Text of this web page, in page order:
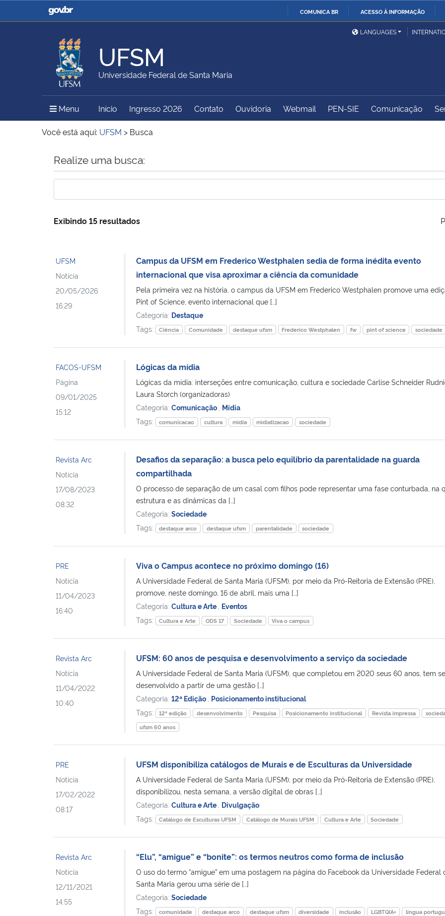
COMUNICA BR ACESSO À INFORMAÇÃO
Casa Civil
Ministério da Justiça e
Ministério da Defesa
Ministério das Relações
Exteriores
Ministério da Agricultura,
Pecuária e Abastecimento
Ministério da Educação
Ministério do Meio Ambiente Ministério do Turismo
Ministério do
Controladoria-Geral da
LANGUAGES
UFSM
Universidade Federal de Santa Maria
Menu Menu Principal do Sítio
Início Ingresso 2026 Contato Ouvidoria Webmail PEN-SIE Comunicação
Você está aqui: UFSM > Busca
Início do conteúdo
Realize uma busca:
Exibindo 15 resultados
UFSM
Notícia
20/05/2026
16:29
Campus da UFSM em Frederico Westphalen sedia de forma inédita evento
internacional que visa aproximar a ciência da comunidade
Pela primeira vez na história, o campus da UFSM em Frederico Westphalen promove uma
Pint of Science, evento internacional que […]
Categoria: Destaque
Tags:
Ciência Comunidade destaque ufsm Frederico Westphalen fw pint of science sociedade
FACOS-UFSM
Página
09/01/2025
15:12
Lógicas da mídia
Lógicas da mídia: interseções entre comunicação, cultura e sociedade Carlise Schneider
Laura Storch (organizadoras)
Categoria: Comunicação Mídia
Tags:
comunicacao cultura midia midiatizacao sociedade
Revista Arc
Notícia
17/08/2023
08:32
Desafios da separação: a busca pelo equilíbrio da parentalidade na guarda
compartilhada
O processo de separação de um casal com filhos pode representar uma fase conturbada, na
estrutura e as dinâmicas da […]
Categoria: Sociedade
Tags:
destaque arco destaque ufsm parentalidade sociedade
PRE
Notícia
11/04/2023
16:40
Viva o Campus acontece no próximo domingo (16)
A Universidade Federal de Santa Maria (UFSM), por meio da Pró-Reitoria de Extensão (PRE),
promove, neste domingo, 16 de abril, mais uma […]
Categoria: Cultura e Arte Eventos
Tags:
Cultura e Arte ODS 17 Sociedade Viva o campus
Revista Arc
Notícia
11/04/2022
10:40
UFSM: 60 anos de pesquisa e desenvolvimento a serviço da sociedade
A Universidade Federal de Santa Maria (UFSM), que completou em 2020 seus 60 anos, tem se
desenvolvido a partir de uma gestão […]
Categoria: 12ª Edição Posicionamento institucional
Tags:
12ª edição desenvolvimento Pesquisa Posicionamento institucional Revista impressa
ufsm 60 anos
PRE
Notícia
17/02/2022
08:17
UFSM disponibiliza catálogos de Murais e de Esculturas da Universidade
A Universidade Federal de Santa Maria (UFSM), por meio da Pró-Reitoria de Extensão (PRE),
disponibilizou, nesta semana, a versão digital de obras […]
Categoria: Cultura e Arte Divulgação
Tags:
Catálogo de Esculturas UFSM Catálogo de Murais UFSM Cultura e Arte Sociedade
Revista Arc
Notícia
12/11/2021
14:55
“Elu”, “amigue” e “bonite”: os termos neutros como forma de inclusão
O uso do termo “amigue” em uma postagem na página do Facebook da Universidade Federal
Santa Maria gerou uma série de […]
Categoria: Sociedade
Tags:
comunidade destaque arco destaque ufsm diversidade inclusão LGBTQIA+
língua